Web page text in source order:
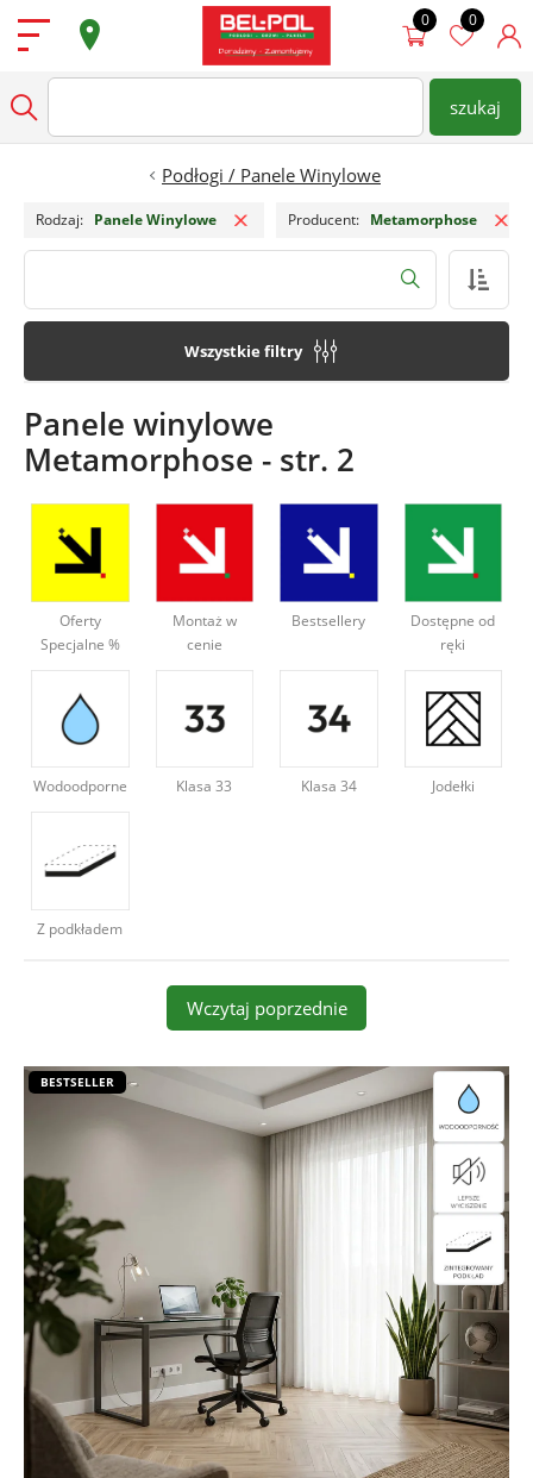
Drzwi
Ściany
Super Oferty
Zamów Pomiar
Deweloperzy
Aktualności
Szukaj wpisz nazwę produktuszukaj
Podłogi / Panele Winylowe
Rodzaj Panele Winylowe Usuń filtr
Producent Metamorphose
Wszystkie filtry
Panele winylowe
Metamorphose - str. 2
Oferty
Specjalne %
Montaż w
cenie
Bestsellery
Dostępne od
ręki
Wodoodporne Klasa 33 Klasa 34 Jodełki
Z podkładem
Wczytaj poprzednie
BESTSELLER